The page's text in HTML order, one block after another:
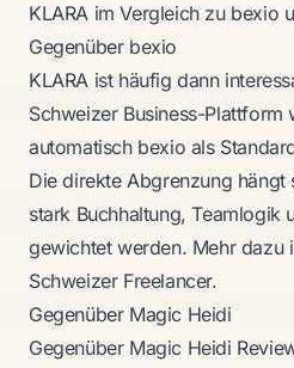
KLARA im Vergleich zu bexio
Gegenüber bexio
KLARA ist häufig dann
Schweizer Business-Plattform
automatisch bexio als
Die direkte Abgrenzung
stark Buchhaltung, Teamlogik
gewichtet werden. Mehr dazu
Schweizer Freelancer.
Gegenüber Magic Heidi
Gegenüber Magic Heidi